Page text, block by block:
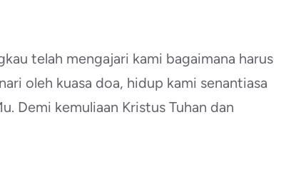
telah mengajari kami bagaimana harus
oleh kuasa doa, hidup kami senantiasa
Demi kemuliaan Kristus Tuhan dan